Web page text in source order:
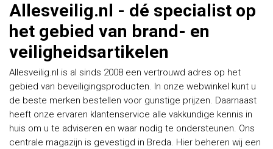
Allesveilig.nl - dé specialist op
het gebied van brand- en
veiligheidsartikelen
Allesveilig.nl is al sinds 2008 een vertrouwd adres op het
gebied van beveiligingsproducten. In onze webwinkel kunt u
de beste merken bestellen voor gunstige prijzen. Daarnaast
heeft onze ervaren klantenservice alle vakkundige kennis in
huis om u te adviseren en waar nodig te ondersteunen. Ons
centrale magazijn is gevestigd in Breda. Hier beheren wij een